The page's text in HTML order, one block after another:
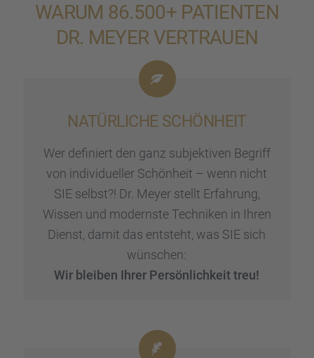
WARUM 86.500+ PATIEN­TEN
DR. MEYER VERTRAUEN
NATÜR­LI­CHE SCHÖN­HEIT
Wer definiert den ganz subjek­ti­ven Begriff
von indivi­du­el­ler Schön­heit – wenn nicht
SIE selbst?! Dr. Meyer stellt Erfah­rung,
Wissen und modernste Techni­ken in Ihren
Dienst, damit das entsteht, was SIE sich
wünschen:
Wir bleiben Ihrer Persön­lich­keit treu!